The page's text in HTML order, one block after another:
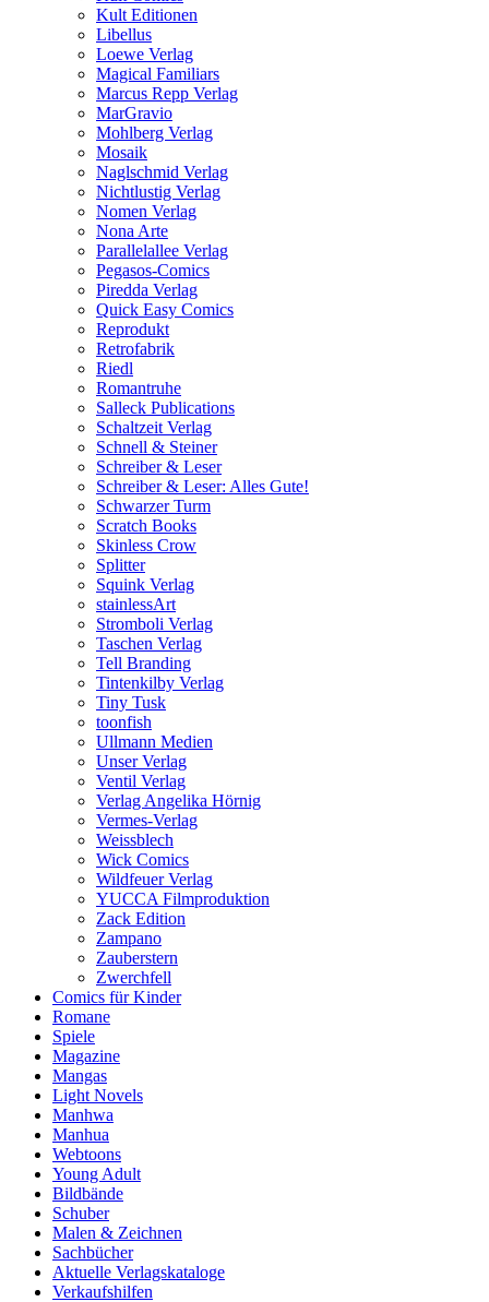
Kult Editionen
Libellus
Loewe Verlag
Magical Familiars
Marcus Repp Verlag
MarGravio
Mohlberg Verlag
Mosaik
Naglschmid Verlag
Nichtlustig Verlag
Nomen Verlag
Nona Arte
Parallelallee Verlag
Pegasos-Comics
Piredda Verlag
Quick Easy Comics
Reprodukt
Retrofabrik
Riedl
Romantruhe
Salleck Publications
Schaltzeit Verlag
Schnell & Steiner
Schreiber & Leser
Schreiber & Leser: Alles Gute!
Schwarzer Turm
Scratch Books
Skinless Crow
Splitter
Squink Verlag
stainlessArt
Stromboli Verlag
Taschen Verlag
Tell Branding
Tintenkilby Verlag
Tiny Tusk
toonfish
Ullmann Medien
Unser Verlag
Ventil Verlag
Verlag Angelika Hörnig
Vermes-Verlag
Weissblech
Wick Comics
Wildfeuer Verlag
YUCCA Filmproduktion
Zack Edition
Zampano
Zauberstern
Zwerchfell
Comics für Kinder
Romane
Spiele
Magazine
Mangas
Light Novels
Manhwa
Manhua
Webtoons
Young Adult
Bildbände
Schuber
Malen & Zeichnen
Sachbücher
Aktuelle Verlagskataloge
Verkaufshilfen